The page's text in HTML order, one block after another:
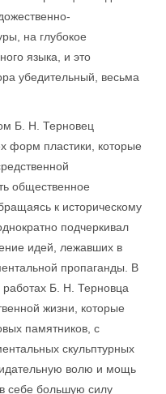
на глубокое
языка, и это
убедительный, весьма
Б. Н. Терновец
форм пластики, которые
общественное
к историческому
подчеркивал
идей, лежавших в
пропаганды. В
Б. Н. Терновца
жизни, которые
памятников, с
скульптурных
волю и мощь
себе большую силу